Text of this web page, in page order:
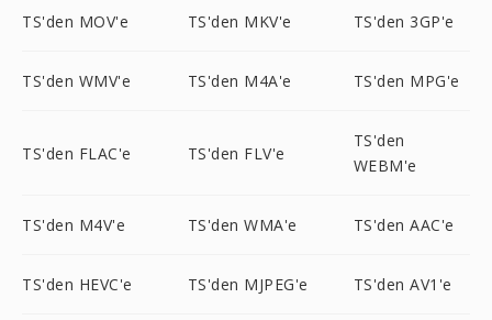
TS'den MOV'e TS'den MKV'e TS'den 3GP'e
TS'den WMV'e TS'den M4A'e TS'den MPG'e
TS'den FLAC'e TS'den FLV'e
TS'den
WEBM'e
TS'den M4V'e TS'den WMA'e TS'den AAC'e
TS'den HEVC'e TS'den MJPEG'e TS'den AV1'e